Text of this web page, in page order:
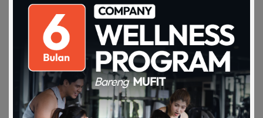
SHARE
RELATED ARTICLES